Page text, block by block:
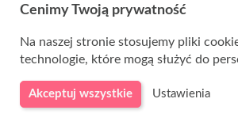
DO KOSZYKA
Cenimy Twoją prywatność
Na naszej stronie stosujemy pliki
technologie, które mogą służyć do
Akceptuj wszystkie Ustawienia